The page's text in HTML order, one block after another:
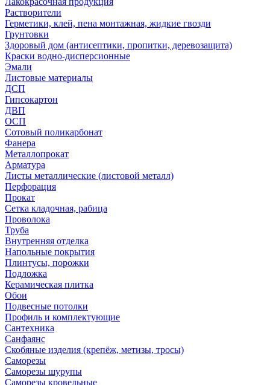
Растворители
Герметики, клей, пена монтажная, жидкие гвозди
Грунтовки
Здоровый дом (антисептики, пропитки, деревозащита)
Краски водно-дисперсионные
Эмали
Листовые материалы
ДСП
Гипсокартон
ДВП
ОСП
Сотовый поликарбонат
Фанера
Металлопрокат
Арматура
Листы металлические (листовой металл)
Перфорация
Прокат
Сетка кладочная, рабица
Проволока
Труба
Внутренняя отделка
Напольные покрытия
Плинтусы, порожки
Подложка
Керамическая плитка
Обои
Подвесные потолки
Профиль и комплектующие
Сантехника
Санфаянс
Скобяные изделия (крепёж, метизы, тросы)
Саморезы
Саморезы шурупы
Саморезы кровельные